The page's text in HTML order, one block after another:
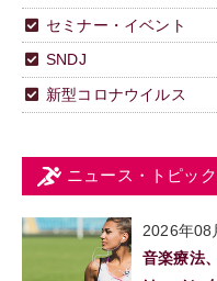
セミナー・イベント
SNDJ
新型コロナウイルス
ニュース・トピッ
2026年08
音楽療法